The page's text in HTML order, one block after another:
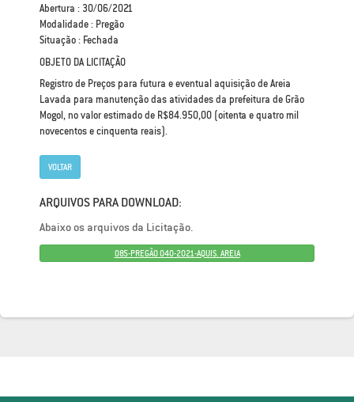
Abertura : 30/06/2021
Modalidade : Pregão
Situação : Fechada
OBJETO DA LICITAÇÃO
Registro de Preços para futura e eventual aquisição de Areia
Lavada para manutenção das atividades da prefeitura de Grão
Mogol, no valor estimado de R$84.950,00 (oitenta e quatro mil
novecentos e cinquenta reais).
VOLTAR
ARQUIVOS PARA DOWNLOAD:
Abaixo os arquivos da Licitação.
085-PREGÃO 040-2021-AQUIS. AREIA